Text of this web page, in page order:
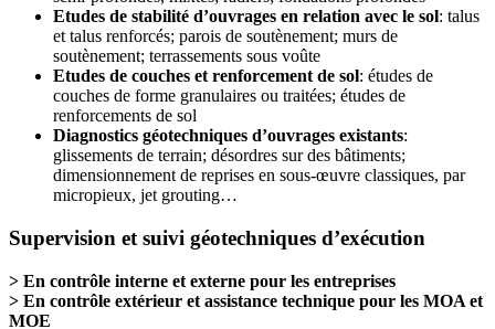
Etudes de stabilité d’ouvrages en relation avec le sol: talus
et talus renforcés; parois de soutènement; murs de
soutènement; terrassements sous voûte
Etudes de couches et renforcement de sol: études de
couches de forme granulaires ou traitées; études de
renforcements de sol
Diagnostics géotechniques d’ouvrages existants:
glissements de terrain; désordres sur des bâtiments;
dimensionnement de reprises en sous-œuvre classiques, par
micropieux, jet grouting…
Supervision et suivi géotechniques d’exécution
> En contrôle interne et externe pour les entreprises
> En contrôle extérieur et assistance technique pour les MOA et
MOE